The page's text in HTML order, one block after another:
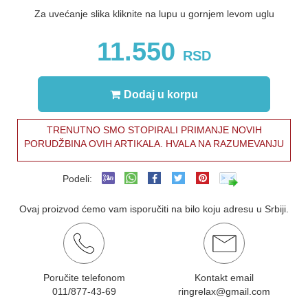
Za uvećanje slika kliknite na lupu u gornjem levom uglu
11.550 RSD
Dodaj u korpu
TRENUTNO SMO STOPIRALI PRIMANJE NOVIH
PORUDŽBINA OVIH ARTIKALA. HVALA NA RAZUMEVANJU
Podeli:
Ovaj proizvod ćemo vam isporučiti na bilo koju adresu u Srbiji.
Poručite telefonom
011/877-43-69
Kontakt email
ringrelax@gmail.com